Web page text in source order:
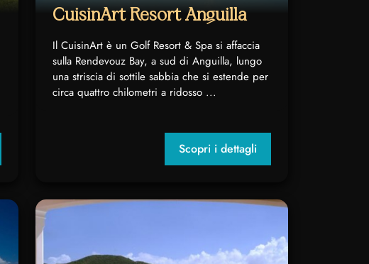
CuisinArt Resort Anguilla
Il CuisinArt è un Golf Resort & Spa si affaccia
sulla Rendevouz Bay, a sud di Anguilla, lungo
una striscia di sottile sabbia che si estende per
circa quattro chilometri a ridosso ...
Scopri i dettagli